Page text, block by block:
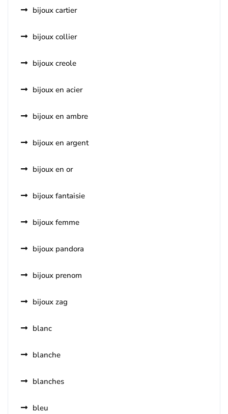
bijoux cartier
bijoux collier
bijoux creole
bijoux en acier
bijoux en ambre
bijoux en argent
bijoux en or
bijoux fantaisie
bijoux femme
bijoux pandora
bijoux prenom
bijoux zag
blanc
blanche
blanches
bleu